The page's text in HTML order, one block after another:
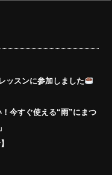
ッスンに参加しました
今すぐ使える“雨”にまつ
」